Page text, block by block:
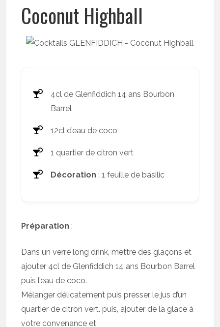
Coconut Highball
4cl de Glenfiddich 14 ans Bourbon
Barrel
12cl d’eau de coco
1 quartier de citron vert
Décoration : 1 feuille de basilic
Préparation :
Dans un verre long drink, mettre des glaçons et
ajouter 4cl de Glenfiddich 14 ans Bourbon Barrel
puis l’eau de coco.
Mélanger délicatement puis presser le jus d’un
quartier de citron vert. puis, ajouter de la glace à
votre convenance et